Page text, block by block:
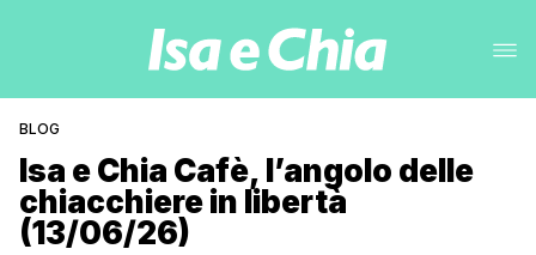
BLOG
Isa e Chia Cafè, l’angolo delle
chiacchiere in libertà
(13/06/26)